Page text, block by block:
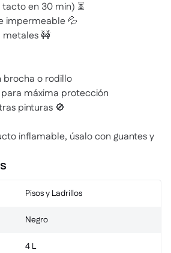
en 30 min) ⏳
impermeable 💦
🚧
brocha o rodillo
máxima protección
pinturas 🚫
inflamable, úsalo con guantes y
Pisos y Ladrillos
Negro
4 L